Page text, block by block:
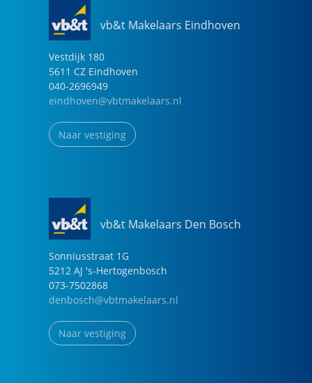
vb&t Makelaars Eindhoven
Vestdijk 180
5611 CZ Eindhoven
040-2696949
eindhoven@vbtmakelaars.nl
Naar vestiging
vb&t Makelaars Den Bosch
Sonniusstraat 1G
5212 AJ 's-Hertogenbosch
073-7502868
denbosch@vbtmakelaars.nl
Naar vestiging